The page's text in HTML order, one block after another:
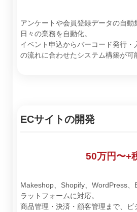
アンケートや会員登録データの自動
日々の業務を自動化。
イベント申込からバーコード発行・
の流れに合わせたシステム構築が可
ECサイトの開発
50万円〜+
Makeshop、Shopify、WordPress
ラットフォームに対応。
商品管理・決済・顧客管理まで、ビ